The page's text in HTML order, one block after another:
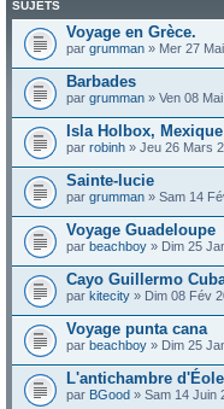
SUJETS
Voyage en Grèce.
par grumman » Mer 27
Barbades
par grumman » Ven 08
Isla Holbox, Mexique
par robinh » Jeu 26 Mars
Sainte-lucie
par grumman » Sam 14
Voyage Guadeloupe
par beachboy » Dim 25
Cayo Guillermo
par kitecity » Dim 08 Fév
Voyage punta cana
par beachboy » Dim 25
L'antichambre
par BGood » Sam 14 Juin